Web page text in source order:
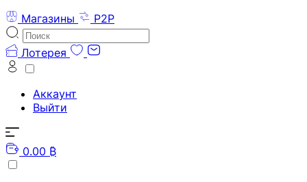
Магазины
P2P
Лотерея
Аккаунт
Выйти
0.00 ₿